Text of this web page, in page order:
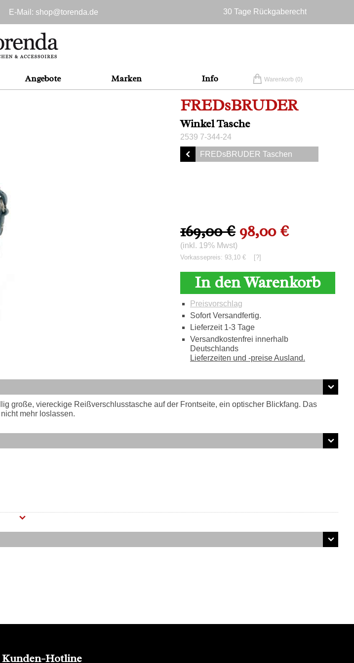
E-Mail: shop@torenda.de
30 Tage Rückgaberecht
Angebote Marken Info Warenkorb (0)
FREDsBRUDER
Winkel Tasche
2539 7-344-24
FREDsBRUDER Taschen
169,00 € 98,00 €
(inkl. 19% Mwst)
Vorkassepreis: 93,10 € [?]
In den Warenkorb
Preisvorschlag
Sofort Versandfertig.
Lieferzeit 1-3 Tage
Versandkostenfrei innerhalb
Deutschlands
Lieferzeiten und -preise Ausland.
große, viereckige Reißverschlusstasche auf der Frontseite, ein optischer Blickfang. Das
mehr loslassen.
Kunden-Hotline